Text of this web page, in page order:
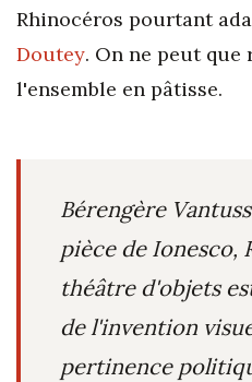
Rhinocéros pourtant
Doutey. On ne peut que
l'ensemble en pâtisse.
Bérengère
pièce de Ionesco,
théâtre d'objets
de l'invention
pertinence